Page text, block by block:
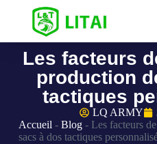
Les facteurs
production
tactiques
LQ ARMY
Accueil - Blog- Les facteurs
sacs à dos tactiques